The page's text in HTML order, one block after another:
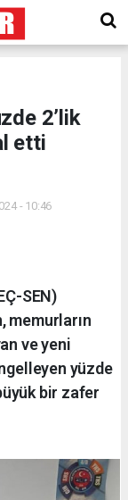
2’lik
etti
- 10:46
SEN)
memurların
ve yeni
yüzde
bir zafer